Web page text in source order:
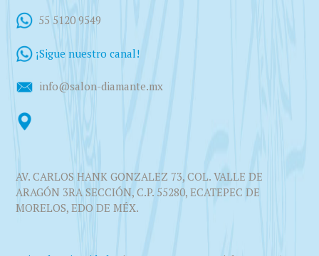
55 5120 9549
¡Sigue nuestro canal!
info@salon-diamante.mx
AV. CARLOS HANK GONZALEZ 73, COL. VALLE DE
ARAGÓN 3RA SECCIÓN, C.P. 55280, ECATEPEC DE
MORELOS, EDO DE MÉX.